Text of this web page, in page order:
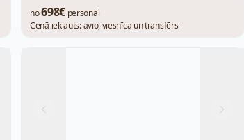
no698€personai
Cenā iekļauts: avio, viesnīca un transfērs